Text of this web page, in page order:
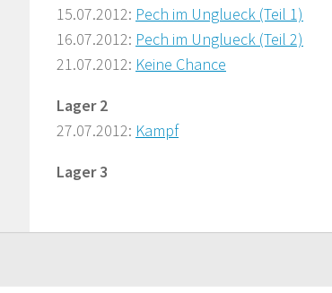
15.07.2012: Pech im Unglueck (Teil 1)
16.07.2012: Pech im Unglueck (Teil 2)
21.07.2012: Keine Chance
Lager 2
27.07.2012: Kampf
Lager 3